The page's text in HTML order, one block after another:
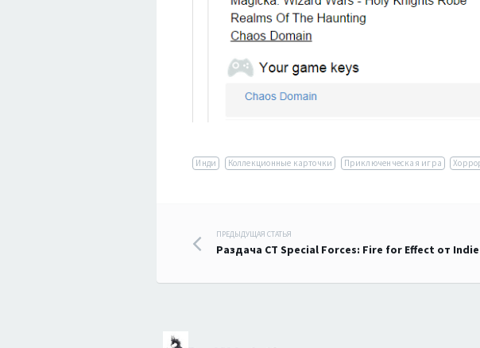
Инди Коллекционные карточки Приключенческая игра
Навигация
по
ПРЕДЫДУЩАЯ СТАТЬЯ
Раздача CT Special Forces: Fire for Effect от